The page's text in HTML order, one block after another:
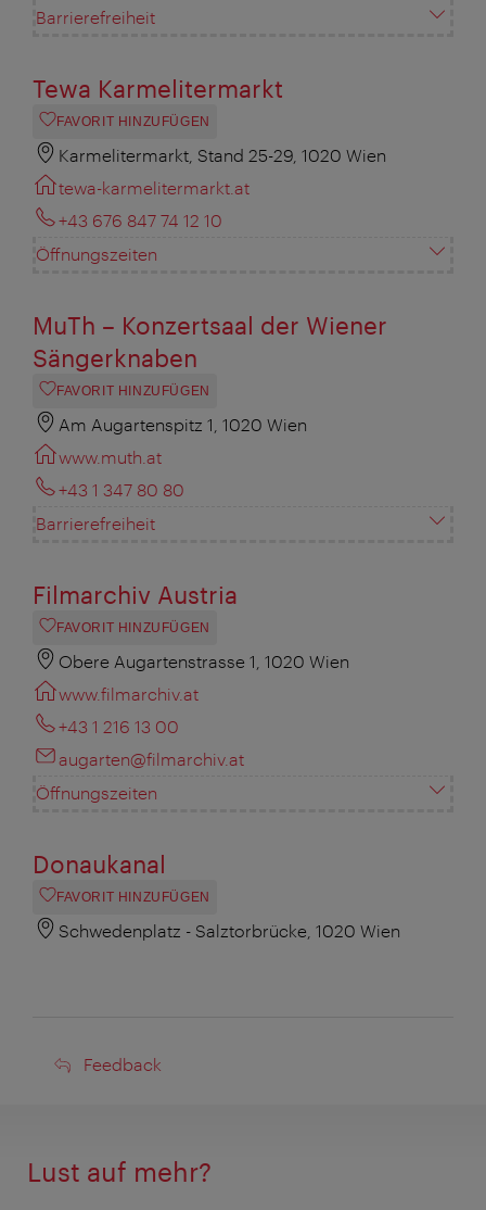
Barrierefreiheit
Tewa Karmelitermarkt
FAVORIT HINZUFÜGEN
Karmelitermarkt, Stand 25-29, 1020 Wien
tewa-karmelitermarkt.at
+43 676 847 74 12 10
Öffnungszeiten
MuTh – Konzertsaal der Wiener
Sängerknaben
FAVORIT HINZUFÜGEN
Am Augartenspitz 1, 1020 Wien
www.muth.at
+43 1 347 80 80
Barrierefreiheit
Filmarchiv Austria
FAVORIT HINZUFÜGEN
Obere Augartenstrasse 1, 1020 Wien
www.filmarchiv.at
+43 1 216 13 00
augarten@filmarchiv.at
Öffnungszeiten
Donaukanal
FAVORIT HINZUFÜGEN
Schwedenplatz - Salztorbrücke, 1020 Wien
Feedback
Feedback
Lust auf mehr?